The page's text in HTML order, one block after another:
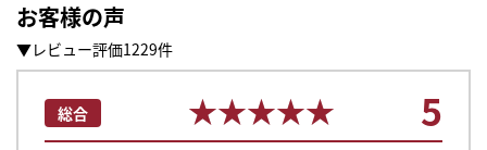
お客様の声
▼レビュー評価1229件
総合 ★★★★★
★★★★★ 5